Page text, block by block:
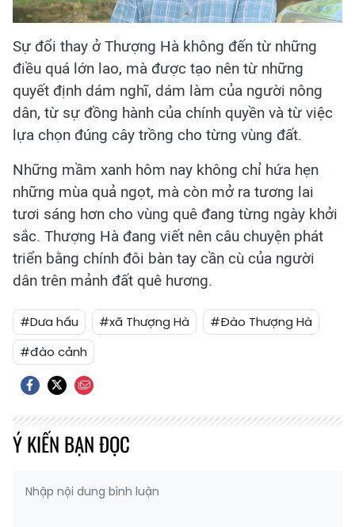
Sự đổi thay ở Thượng Hà không đến từ những
điều quá lớn lao, mà được tạo nên từ những
quyết định dám nghĩ, dám làm của người nông
dân, từ sự đồng hành của chính quyền và từ việc
lựa chọn đúng cây trồng cho từng vùng đất.
Những mầm xanh hôm nay không chỉ hứa hẹn
những mùa quả ngọt, mà còn mở ra tương lai
tươi sáng hơn cho vùng quê đang từng ngày khởi
sắc. Thượng Hà đang viết nên câu chuyện phát
triển bằng chính đôi bàn tay cần cù của người
dân trên mảnh đất quê hương.
#Dưa hấu #xã Thượng Hà
#Đào Thượng Hà
#đào cảnh
Ý KIẾN BẠN ĐỌC